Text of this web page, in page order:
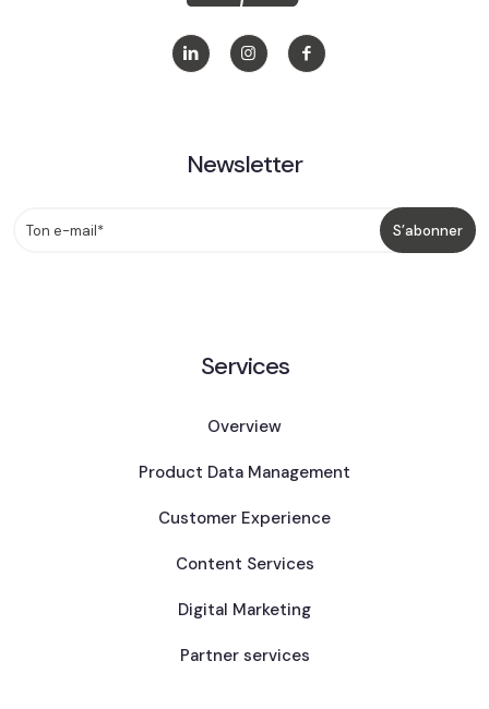
Newsletter
Services
Overview
Product Data Management
Customer Experience
Content Services
Digital Marketing
Partner services